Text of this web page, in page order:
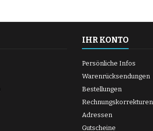
IHR KONTO
Persönliche Infos
Warenrücksendungen
Bestellungen
Rechnungskorrekturen
Adressen
Gutscheine